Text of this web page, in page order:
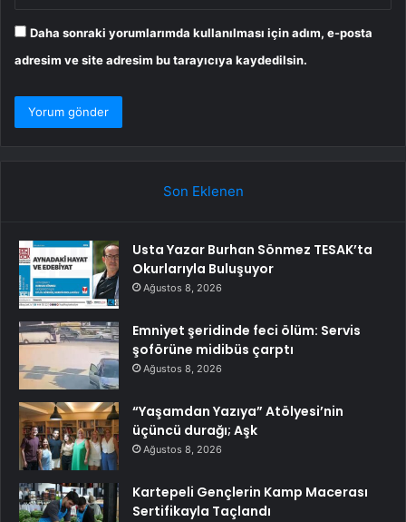
Daha sonraki yorumlarımda kullanılması için adım, e-posta
adresim ve site adresim bu tarayıcıya kaydedilsin.
Son Eklenen
Usta Yazar Burhan Sönmez TESAK’ta
Okurlarıyla Buluşuyor
Ağustos 8, 2026
Emniyet şeridinde feci ölüm: Servis
şoförüne midibüs çarptı
Ağustos 8, 2026
“Yaşamdan Yazıya” Atölyesi’nin
üçüncü durağı; Aşk
Ağustos 8, 2026
Kartepeli Gençlerin Kamp Macerası
Sertifikayla Taçlandı